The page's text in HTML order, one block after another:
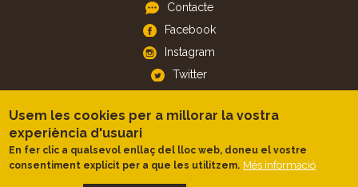
Contacte
Facebook
Instagram
Twitter
APP
iOS
Android
Usem les cookies per a millorar la vostra
experiència d'usuari
En fer clic a qualsevol enllaç del lloc web, doneu el vostre
consentiment explícit per a que les utilitzem. Més informació